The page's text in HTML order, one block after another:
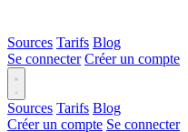
Sources Tarifs Blog
Se connecter Créer un compte
Sources Tarifs Blog
Créer un compte Se connecter